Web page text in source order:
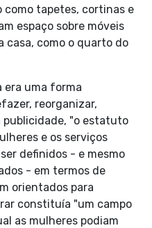
como tapetes, cortinas e
espaço sobre móveis
casa, como o quarto do
era uma forma
reorganizar,
publicidade, "o estatuto
e os serviços
definidos - e mesmo
- em termos de
orientados para
constituía "um campo
as mulheres podiam